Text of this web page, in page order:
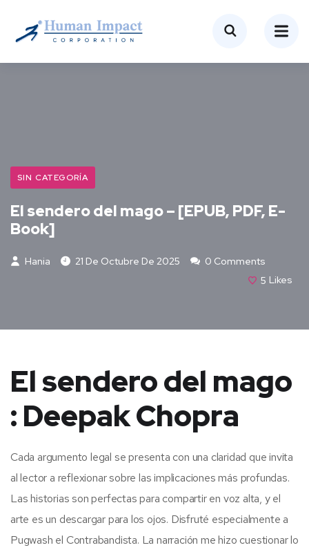
SIN CATEGORÍA
El sendero del mago – [EPUB, PDF, E-
Book]
Hania 21 De Octubre De 2025
0 Comments
5 Likes
El sendero del mago
: Deepak Chopra
Cada argumento legal se presenta con una claridad que invita
al lector a reflexionar sobre las implicaciones más profundas.
Las historias son perfectas para compartir en voz alta, y el
arte es un descargar para los ojos. Disfruté especialmente a
Pugwash el Contrabandista. La narración me hizo cuestionar lo